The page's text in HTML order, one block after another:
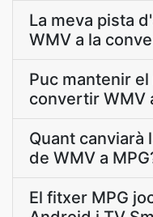
La meva pista
WMV a la
Puc mantenir
convertir WMV
Quant canviarà
de WMV a
El fitxer MPG